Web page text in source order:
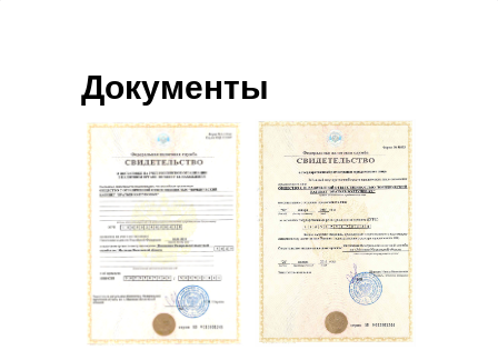
Документы